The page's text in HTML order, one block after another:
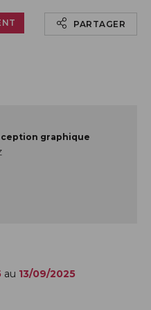
PARTAGER
graphique
au 13/09/2025